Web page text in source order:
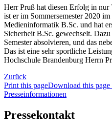
Herr Pruß hat diesen Erfolg in nur
ist er im Sommersemester 2020
Medieninformatik B.Sc. und hat
Sicherheit B.Sc. gewechselt.
Semester absolvieren, und das
Das ist eine sehr sportliche
Hochschule Brandenburg Herrn
Zurück
Print this pageDownload this page
Presseinformationen
Pressekontakt